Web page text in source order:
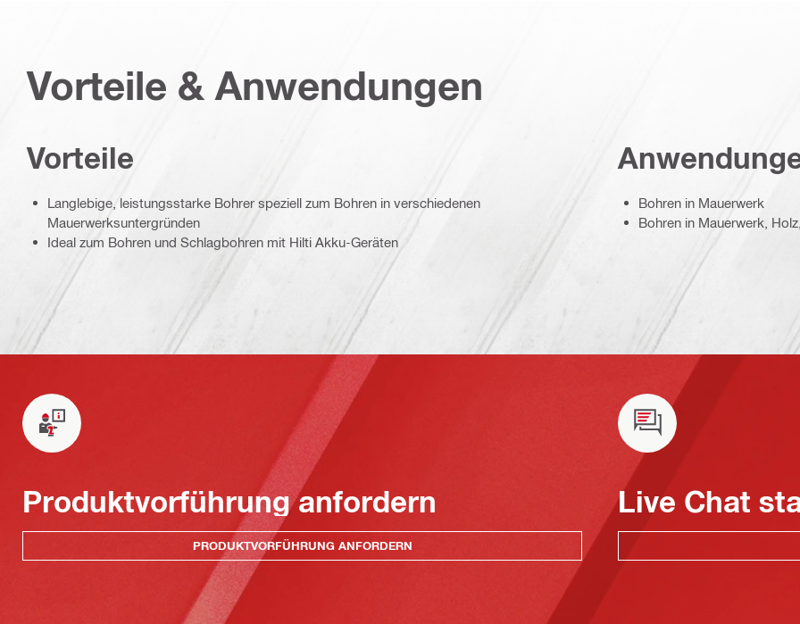
Vorteile & Anwendungen
Vorteile
Langlebige, leistungsstarke Bohrer speziell zum Bohren in verschiedenen
Mauerwerksuntergründen
Ideal zum Bohren und Schlagbohren mit Hilti Akku-Geräten
Bohren in Mauerwerk
Bohren in Mauerwerk,
Produktvorführung anfordern
PRODUKTVORFÜHRUNG ANFORDERN
Live Chat